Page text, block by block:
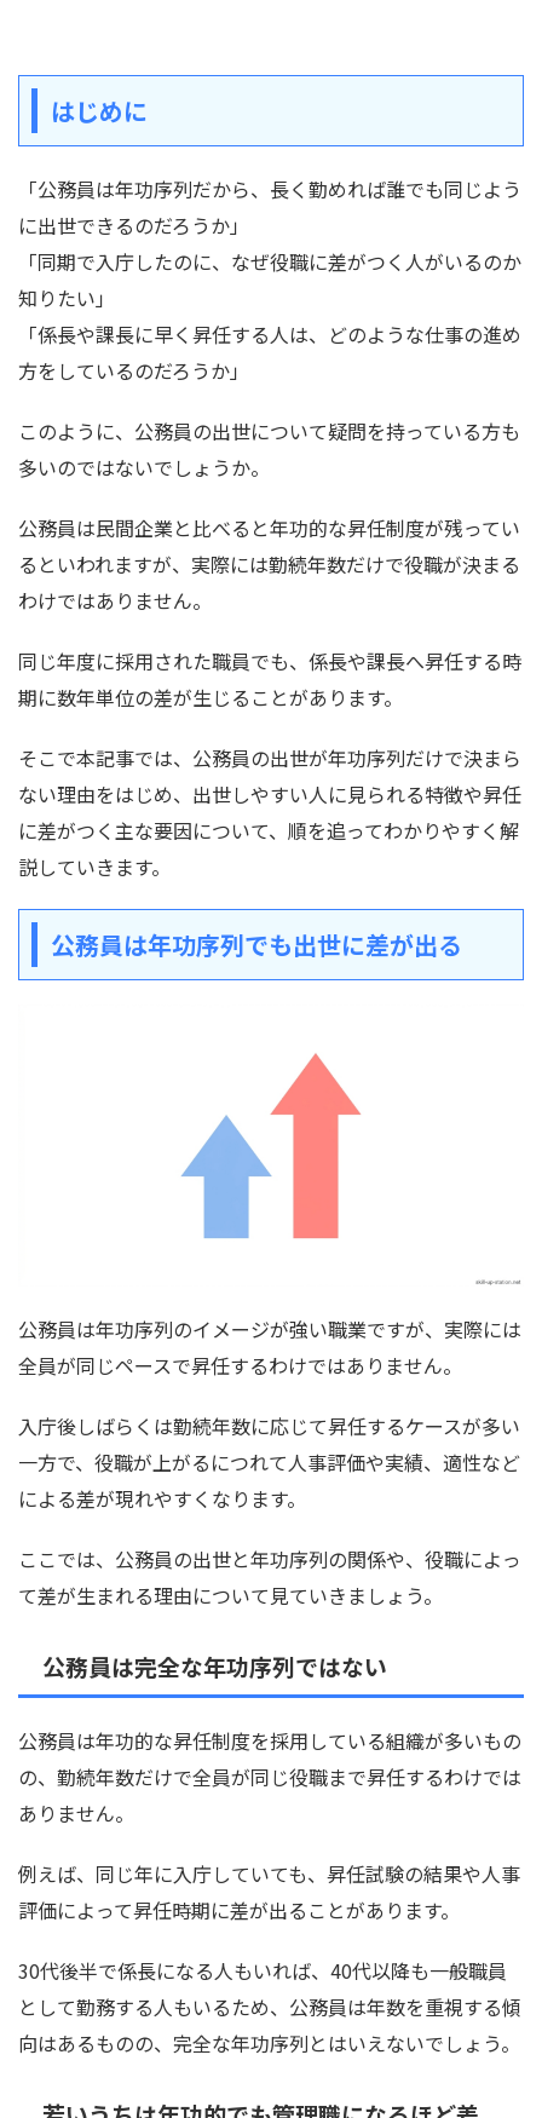
はじめに
「公務員は年功序列だから、長く勤めれば誰でも同じよう
に出世できるのだろうか」
「同期で入庁したのに、なぜ役職に差がつく人がいるのか
知りたい」
「係長や課長に早く昇任する人は、どのような仕事の進め
方をしているのだろうか」
このように、公務員の出世について疑問を持っている方も
多いのではないでしょうか。
公務員は民間企業と比べると年功的な昇任制度が残ってい
るといわれますが、実際には勤続年数だけで役職が決まる
わけではありません。
同じ年度に採用された職員でも、係長や課長へ昇任する時
期に数年単位の差が生じることがあります。
そこで本記事では、公務員の出世が年功序列だけで決まら
ない理由をはじめ、出世しやすい人に見られる特徴や昇任
に差がつく主な要因について、順を追ってわかりやすく解
説していきます。
公務員は年功序列でも出世に差が出る
公務員は年功序列のイメージが強い職業ですが、実際には
全員が同じペースで昇任するわけではありません。
入庁後しばらくは勤続年数に応じて昇任するケースが多い
一方で、役職が上がるにつれて人事評価や実績、適性など
による差が現れやすくなります。
ここでは、公務員の出世と年功序列の関係や、役職によっ
て差が生まれる理由について見ていきましょう。
公務員は完全な年功序列ではない
公務員は年功的な昇任制度を採用している組織が多いもの
の、勤続年数だけで全員が同じ役職まで昇任するわけでは
ありません。
例えば、同じ年に入庁していても、昇任試験の結果や人事
評価によって昇任時期に差が出ることがあります。
30代後半で係長になる人もいれば、40代以降も一般職員
として勤務する人もいるため、公務員は年数を重視する傾
向はあるものの、完全な年功序列とはいえないでしょう。